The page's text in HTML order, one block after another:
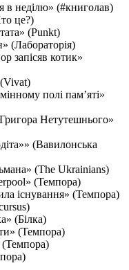
в неділю» (#книголав)
це?)
(Punkt)
(Лабораторія)
запісяв котик»
полі памʼяті»
Нетутешнього»
(Вавилонська
(The Ukrainians)
(Темпора)
існування» (Темпора)
(Білка)
(Темпора)